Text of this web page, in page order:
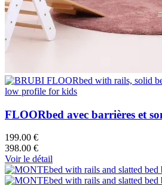
FLOORbed avec barrières et
199.00 €
398.00 €
Voir le détail